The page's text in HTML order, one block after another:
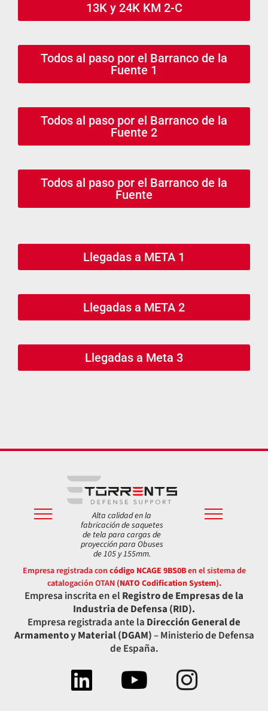
13K y 24K KM 2-C
Todos al paso por el Barranco de la
Fuente 1
Todos al paso por el Barranco de la
Fuente 2
Todos al paso por el Barranco de la
Fuente
Llegadas a META 1
Llegadas a META 2
Llegadas a Meta 3
Alta calidad en la
fabricación de saquetes
de tela para cargas de
proyección para Obuses
de 105 y 155mm.
Empresa registrada con código NCAGE 9BS0Ben el sistema de
catalogación OTAN (NATO Codification System).
Empresa inscrita en el Registro de Empresas de la
Industria de Defensa (RID).
Empresa registrada ante la Dirección General de
Armamento y Material (DGAM)– Ministerio de Defensa
de España.